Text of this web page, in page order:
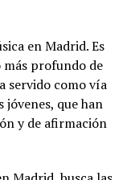
en Madrid. Es
más profundo de
servido como vía
jóvenes, que han
y de afirmación